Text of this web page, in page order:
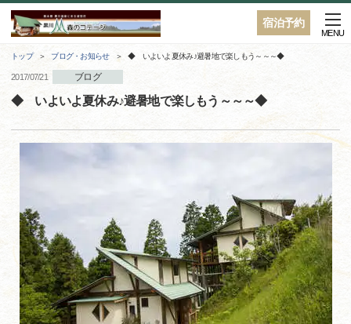
宿泊予約
MENU
トップ ブログ・お知らせ ◆ いよいよ夏休み♪避暑地で楽しもう～～～◆
2017/07/21 ブログ
◆ いよいよ夏休み♪避暑地で楽しもう～～～◆